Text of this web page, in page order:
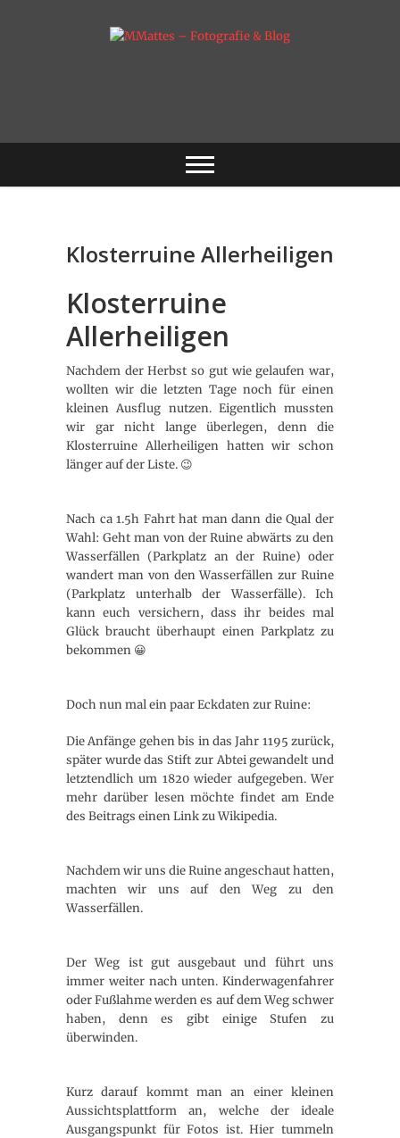
Klosterruine Allerheiligen
Klosterruine
Allerheiligen
Nachdem der Herbst so gut wie gelaufen war,
wollten wir die letzten Tage noch für einen
kleinen Ausflug nutzen. Eigentlich mussten
wir gar nicht lange überlegen, denn die
Klosterruine Allerheiligen hatten wir schon
länger auf der Liste. 😉
Nach ca 1.5h Fahrt hat man dann die Qual der
Wahl: Geht man von der Ruine abwärts zu den
Wasserfällen (Parkplatz an der Ruine) oder
wandert man von den Wasserfällen zur Ruine
(Parkplatz unterhalb der Wasserfälle). Ich
kann euch versichern, dass ihr beides mal
Glück braucht überhaupt einen Parkplatz zu
bekommen 😀
Doch nun mal ein paar Eckdaten zur Ruine:
Die Anfänge gehen bis in das Jahr 1195 zurück,
später wurde das Stift zur Abtei gewandelt und
letztendlich um 1820 wieder aufgegeben. Wer
mehr darüber lesen möchte findet am Ende
des Beitrags einen Link zu Wikipedia.
Nachdem wir uns die Ruine angeschaut hatten,
machten wir uns auf den Weg zu den
Wasserfällen.
Der Weg ist gut ausgebaut und führt uns
immer weiter nach unten. Kinderwagenfahrer
oder Fußlahme werden es auf dem Weg schwer
haben, denn es gibt einige Stufen zu
überwinden.
Kurz darauf kommt man an einer kleinen
Aussichtsplattform an, welche der ideale
Ausgangspunkt für Fotos ist. Hier tummeln